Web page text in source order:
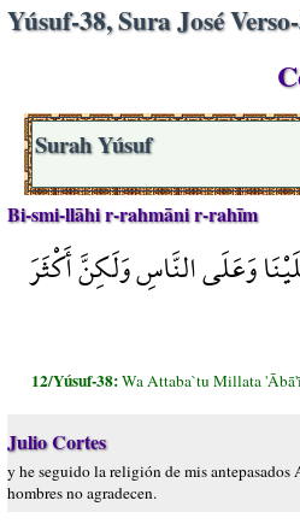
Yúsuf-38, Sura José
Surah Yúsuf
Bi-smi-llāhi r-rahmāni r-rahīm
وَعَلَى النَّاسِ وَلَكِنَّ أَكْثَرَ
12/Yúsuf-38:Wa Attaba`tu Millata
Julio Cortes
y he seguido la religión de mis antepasados
hombres no agradecen.